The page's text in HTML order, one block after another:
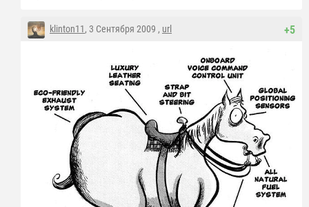
+5
klinton11, 3 Сентября 2009 , url